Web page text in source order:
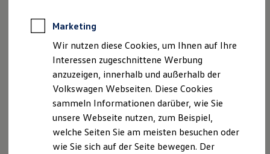
Rekuperation
Laden unterwegs
Laden Zuhause
Ladestationen finden
Ladezeitensimulator
Batterie
Sicherheit
Nachhaltigkeit
Technologie
Kosten und Kauf
Der neue ID.3 Neo
So geht neu. Klar im Design. Stark im Alltag.
Entdecken Sie jetzt den neuen ID.3 Neo!
Mehr zum ID.3 Neo erfahren
Marketing
Wir nutzen diese Cookies, um Ihnen auf Ihre
Interessen zugeschnittene Werbung
anzuzeigen, innerhalb und außerhalb der
Volkswagen Webseiten. Diese Cookies
sammeln Informationen darüber, wie Sie
unsere Webseite nutzen, zum Beispiel,
welche Seiten Sie am meisten besuchen oder
wie Sie sich auf der Seite bewegen. Der